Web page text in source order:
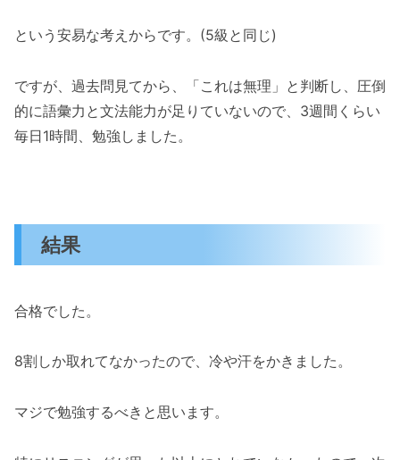
という安易な考えからです。(5級と同じ)
ですが、過去問見てから、「これは無理」と判断し、圧倒
的に語彙力と文法能力が足りていないので、3週間くらい
毎日1時間、勉強しました。
結果
合格でした。
8割しか取れてなかったので、冷や汗をかきました。
マジで勉強するべきと思います。